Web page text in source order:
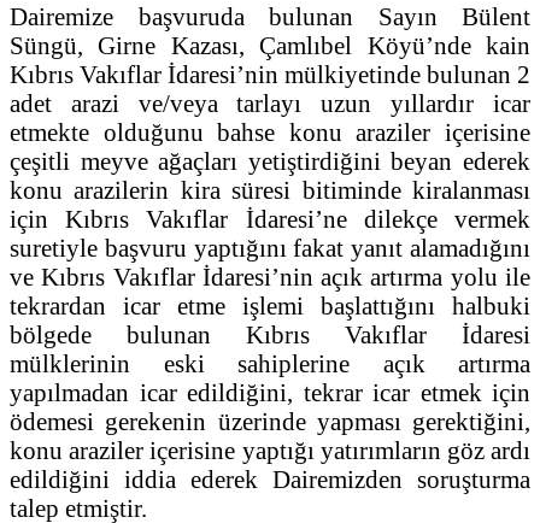
Dairemize başvuruda bulunan Sayın Bülent
Süngü, Girne Kazası, Çamlıbel Köyü’nde kain
Kıbrıs Vakıflar İdaresi’nin mülkiyetinde bulunan 2
adet arazi ve/veya tarlayı uzun yıllardır icar
etmekte olduğunu bahse konu araziler içerisine
çeşitli meyve ağaçları yetiştirdiğini beyan ederek
konu arazilerin kira süresi bitiminde kiralanması
için Kıbrıs Vakıflar İdaresi’ne dilekçe vermek
suretiyle başvuru yaptığını fakat yanıt alamadığını
ve Kıbrıs Vakıflar İdaresi’nin açık artırma yolu ile
tekrardan icar etme işlemi başlattığını halbuki
bölgede bulunan Kıbrıs Vakıflar İdaresi
mülklerinin eski sahiplerine açık artırma
yapılmadan icar edildiğini, tekrar icar etmek için
ödemesi gerekenin üzerinde yapması gerektiğini,
konu araziler içerisine yaptığı yatırımların göz ardı
edildiğini iddia ederek Dairemizden soruşturma
talep etmiştir.